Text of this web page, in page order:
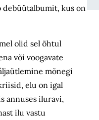
debüütalbumit, kus on
olid sel õhtul
või voogavate
mõnegi
elu on igal
annuses iluravi,
ilu vastu